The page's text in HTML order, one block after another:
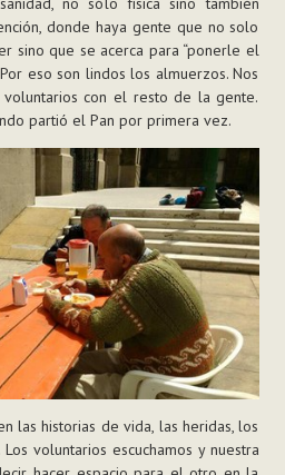
donde haya gente que no solo
sino que se acerca para “ponerle el
eso son lindos los almuerzos. Nos
con el resto de la gente.
partió el Pan por primera vez.
las historias de vida, las heridas, los
voluntarios escuchamos y nuestra